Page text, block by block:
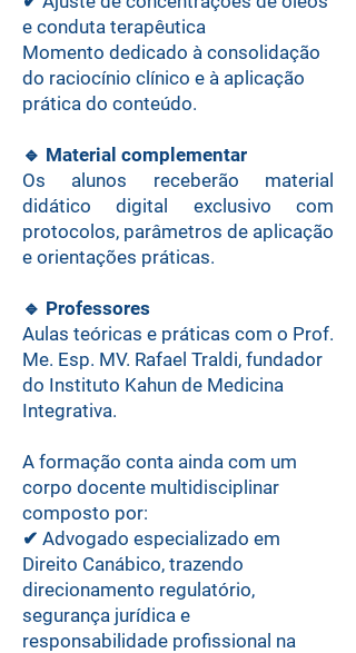
e conduta terapêutica
Momento dedicado à consolidação
do raciocínio clínico e à aplicação
prática do conteúdo.
🔹 Material complementar
Os alunos receberão material
didático digital exclusivo com
protocolos, parâmetros de aplicação
e orientações práticas.
🔹 Professores
Aulas teóricas e práticas com o Prof.
Me. Esp. MV. Rafael Traldi, fundador
do Instituto Kahun de Medicina
Integrativa.
A formação conta ainda com um
corpo docente multidisciplinar
composto por:
✔ Advogado especializado em
Direito Canábico, trazendo
direcionamento regulatório,
segurança jurídica e
responsabilidade profissional na